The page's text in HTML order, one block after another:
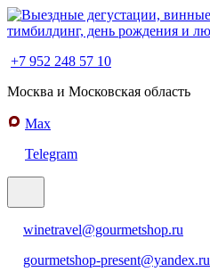
+7 952 248 57 10
Москва и Московская область
Max
Telegram
winetravel@gourmetshop.ru
gourmetshop-present@yandex.ru